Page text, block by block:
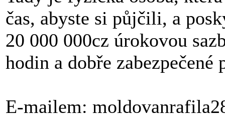
čas, abyste si půjčili, a
20 000 000cz úrokovou
hodin a dobře
E-mailem: